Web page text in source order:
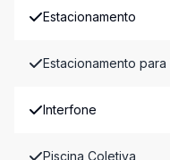
Estacionamento
Estacionamento para
Interfone
Piscina Coletiva